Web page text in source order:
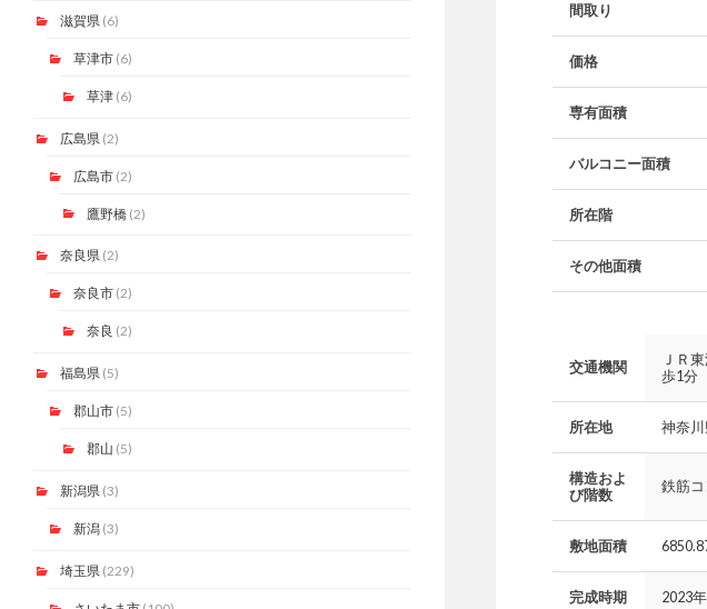
滋賀県 (6)
草津市(6)
草津(6)
広島県 (2)
広島市(2)
鷹野橋(2)
奈良県 (2)
奈良市(2)
奈良 (2)
福島県 (5)
郡山市(5)
郡山 (5)
新潟県 (3)
新潟(3)
埼玉県 (229)
間取り
価格
専有面積
バルコニー面積
所在階
その他面積
交通機関
ＪＲ
歩1分
所在地 神奈川
構造およ
び階数
鉄筋
敷地面積
完成時期 2023